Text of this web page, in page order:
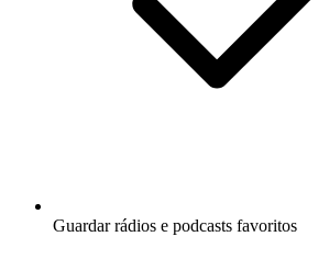
Guardar rádios e podcasts favoritos